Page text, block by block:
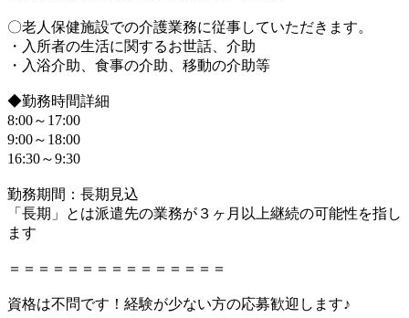
〇老人保健施設での介護業務に従事していただきます。
・入所者の生活に関するお世話、介助
・入浴介助、食事の介助、移動の介助等
◆勤務時間詳細
8:00～17:00
9:00～18:00
16:30～9:30
勤務期間：長期見込
「長期」とは派遣先の業務が３ヶ月以上継続の可能性を指し
ます
＝＝＝＝＝＝＝＝＝＝＝＝＝＝＝
資格は不問です！経験が少ない方の応募歓迎します♪